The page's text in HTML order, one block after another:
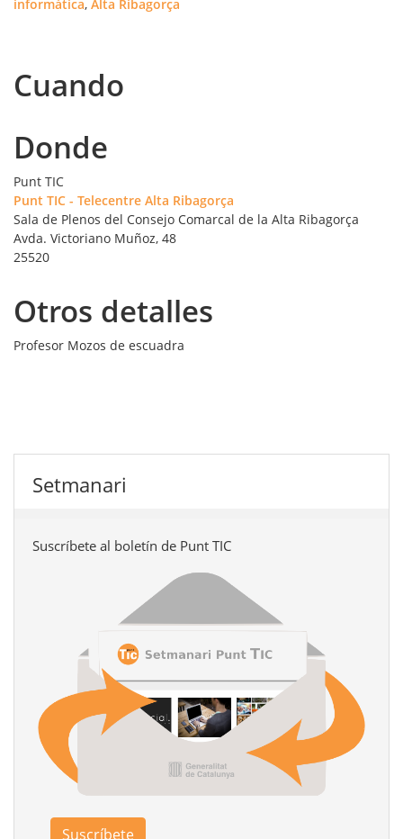
informática, Alta Ribagorça
Cuando
Donde
Punt TIC
Punt TIC - Telecentre Alta Ribagorça
Sala de Plenos del Consejo Comarcal de la Alta Ribagorça
Avda. Victoriano Muñoz, 48
25520
Otros detalles
Profesor Mozos de escuadra
Setmanari
Suscríbete al boletín de Punt TIC
Suscríbete